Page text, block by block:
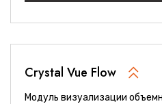
Crystal Vue Flow
Модуль визуализации